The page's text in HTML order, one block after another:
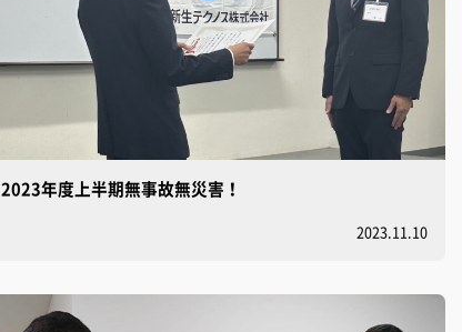
2023年度上半期無事故無災害！
2023.11.10